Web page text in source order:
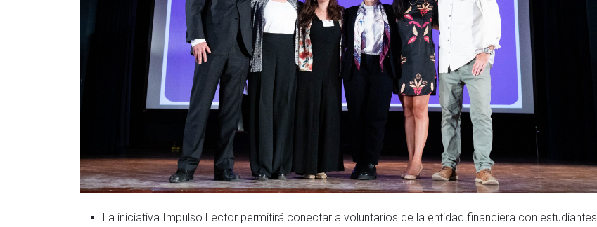
La iniciativa Impulso Lector permitirá conectar a voluntarios de la entidad financiera con estudiantes